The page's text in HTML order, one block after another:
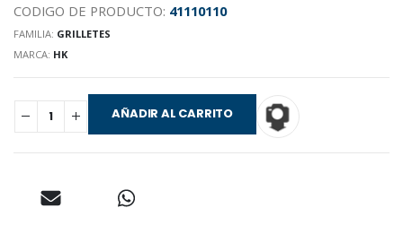
CODIGO DE PRODUCTO: 41110110
FAMILIA: GRILLETES
MARCA: HK
AÑADIR AL CARRITO